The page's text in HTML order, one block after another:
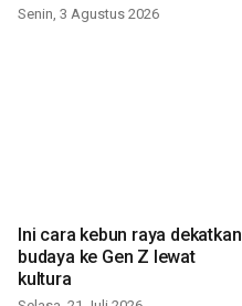
Senin, 3 Agustus 2026
Ini cara kebun raya dekatkan
budaya ke Gen Z lewat
kultura